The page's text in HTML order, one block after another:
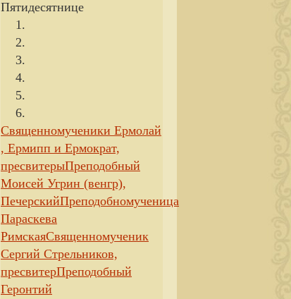
Пятидесятнице
Священномученики Ермолай
, Ермипп и Ермократ,
пресвитерыПреподобный
Моисей Угрин (венгр),
ПечерскийПреподобномученица
Параскева
РимскаяСвященномученик
Сергий Стрельников,
пресвитерПреподобный
Геронтий